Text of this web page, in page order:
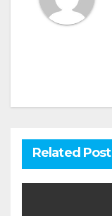
Related Post